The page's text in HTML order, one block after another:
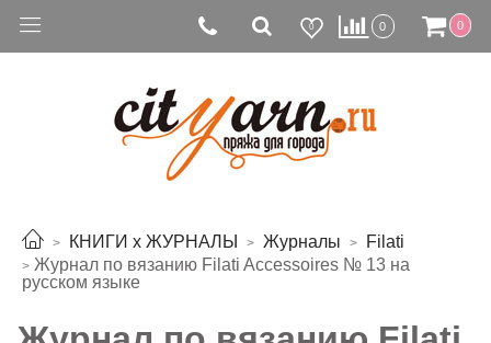
0 0 0
КНИГИ х ЖУРНАЛЫ Журналы
Filati
Журнал по вязанию Filati Accessoires № 13 на
русском языке